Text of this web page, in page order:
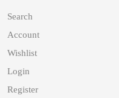
Search
Account
Wishlist
Login
Register